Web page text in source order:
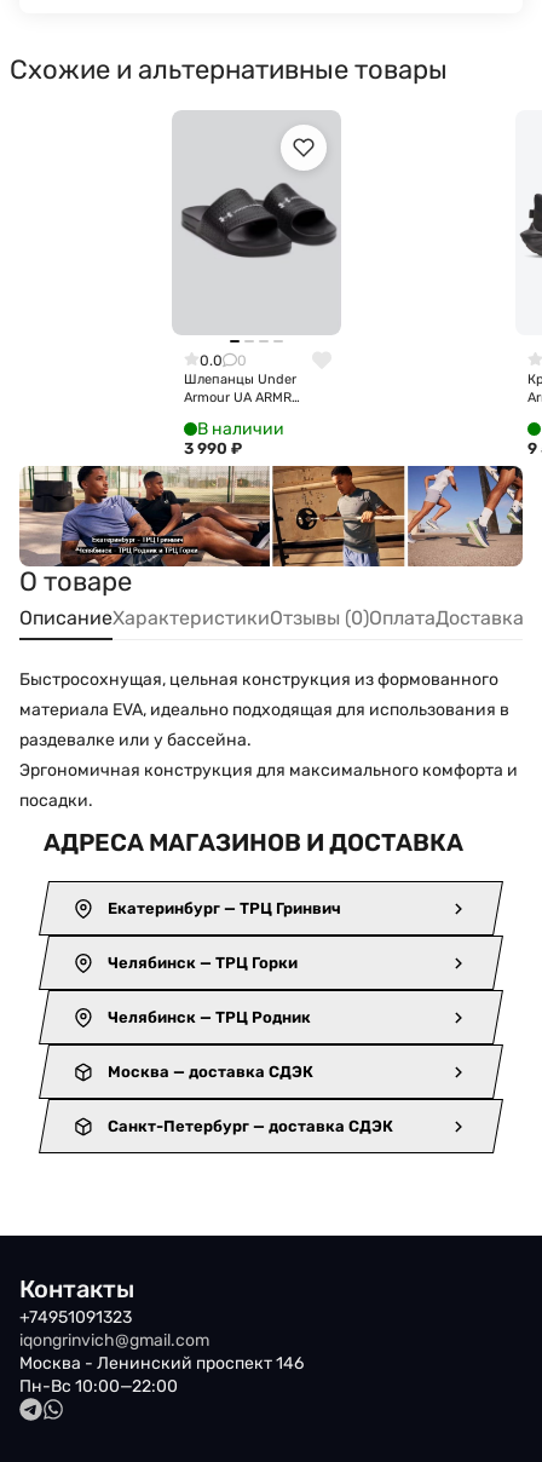
Схожие и альтернативные товары
0.0 0
Шлепанцы Under
Armour UA ARMR
6007528-001
В наличии
3 990 ₽ 9
О товаре
ОписаниеХарактеристикиОтзывы (0)ОплатаДоставка
Быстросохнущая, цельная конструкция из формованного
материала EVA, идеально подходящая для использования в
раздевалке или у бассейна.
Эргономичная конструкция для максимального комфорта и
посадки.
АДРЕСА МАГАЗИНОВ И ДОСТАВКА
Екатеринбург — ТРЦ Гринвич
Челябинск — ТРЦ Горки
Челябинск — ТРЦ Родник
Москва — доставка СДЭК
Санкт-Петербург — доставка СДЭК
Контакты
+74951091323
iqongrinvich@gmail.com
Москва - Ленинский проспект 146
Пн-Вс 10:00—22:00